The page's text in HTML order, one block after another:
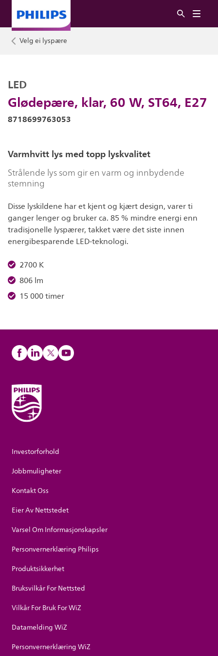
Velg ei lyspære
Glødepære, klar, 60 W, ST64, E27
LED
8718699763053
Varmhvitt lys med topp lyskvalitet
Strålende lys som gir en varm og innbydende
stemning
Disse lyskildene har et kjent og kjært design, varer ti
ganger lenger og bruker ca. 85 % mindre energi enn
tradisjonelle lyspærer, takket være det siste innen
energibesparende LED-teknologi.
2700 K
806 lm
15 000 timer
Investorforhold
Jobbmuligheter
Kontakt Oss
Eier Av Nettstedet
Varsel Om Informasjonskapsler
Personvernerklæring Philips
Produktsikkerhet
Bruksvilkår For Nettsted
Vilkår For Bruk For WiZ
Datamelding WiZ
Personvernerklæring WiZ